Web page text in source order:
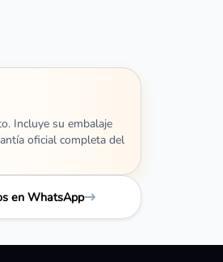
Incluye su embalaje
oficial completa del
en WhatsApp